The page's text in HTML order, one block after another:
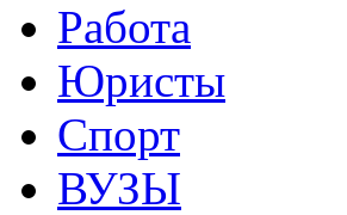
Работа
Юристы
Спорт
ВУЗЫ